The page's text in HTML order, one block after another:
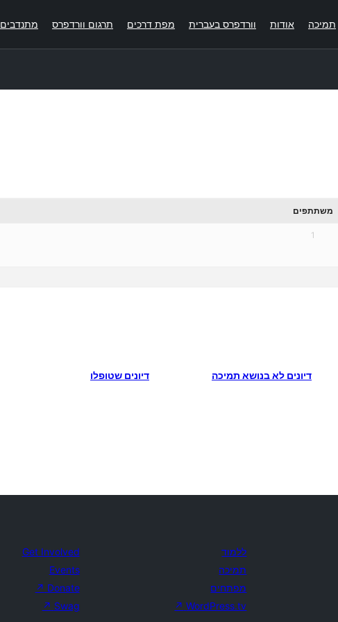
תמיכה אודות וורדפרס בעברית מפת דרכים תרגום וורדפרס מתנדבים
משתתפים
1
דיונים לא בנושא תמיכה דיונים שטופלו
ללמוד
תמיכה
מפתחים
WordPress.tv
↗
Get Involved
Events
Donate
↗
Swag
↗